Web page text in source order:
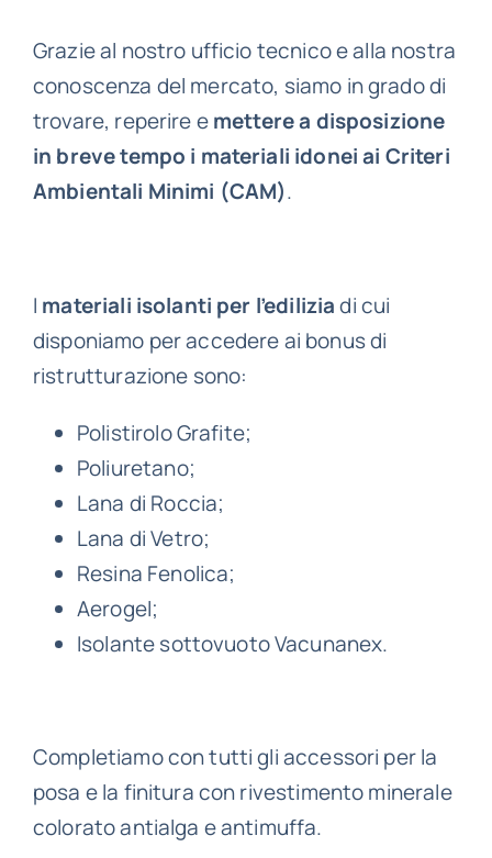
Grazie al nostro ufficio tecnico e alla nostra
conoscenza del mercato, siamo in grado di
trovare, reperire emettere a disposizione
in breve tempo i materiali idonei ai Criteri
Ambientali Minimi (CAM).
I materiali isolanti per l’ediliziadi cui
disponiamo per accedere ai bonus di
ristrutturazione sono:
Polistirolo Grafite;
Poliuretano;
Lana di Roccia;
Lana di Vetro;
Resina Fenolica;
Aerogel;
Isolante sottovuoto Vacunanex.
Completiamo con tutti gli accessori per la
posa e la finitura con rivestimento minerale
colorato antialga e antimuffa.